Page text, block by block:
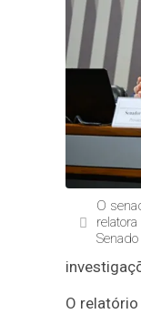
O
Senado
O